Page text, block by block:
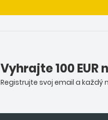
Vyhrajte 100
Registrujte svoj email a každý